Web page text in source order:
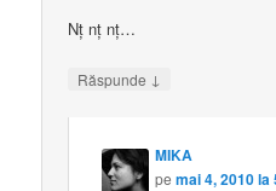
Nţ nţ nţ…
Răspunde ↓
MIKA
pemai 4, 2010 la